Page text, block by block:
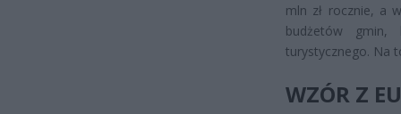
mln zł rocznie, a
budżetów gmin,
turystycznego. Na
WZÓR Z